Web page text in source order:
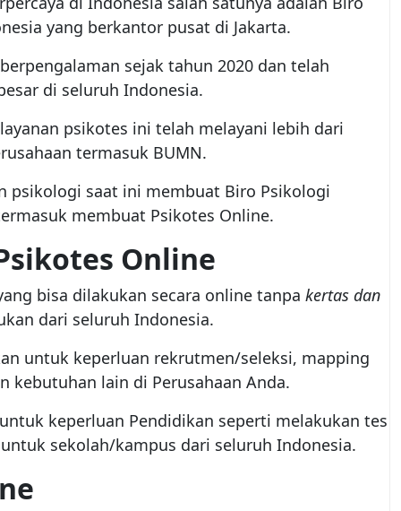
yang berkantor pusat di Jakarta.
sejak tahun 2020 dan telah
di seluruh Indonesia.
psikotes ini telah melayani lebih dari
termasuk BUMN.
psikologi saat ini membuat Biro Psikologi
membuat Psikotes Online.
Online
bisa dilakukan secara online tanpa kertas dan
dari seluruh Indonesia.
untuk keperluan rekrutmen/seleksi, mapping
kebutuhan lain di Perusahaan Anda.
keperluan Pendidikan seperti melakukan tes
sekolah/kampus dari seluruh Indonesia.